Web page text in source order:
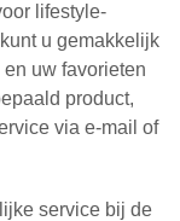
lifestyle-
u gemakkelijk
uw favorieten
product,
via e-mail of
service bij de